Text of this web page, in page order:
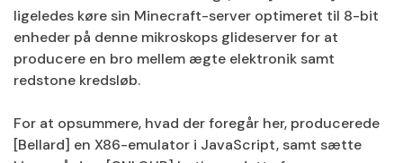
ligeledes køre sin Minecraft-server optimeret til 8-bit
enheder på denne mikroskops glideserver for at
producere en bro mellem ægte elektronik samt
redstone kredsløb.
For at opsummere, hvad der foregår her, producerede
[Bellard] en X86-emulator i JavaScript, samt sætte